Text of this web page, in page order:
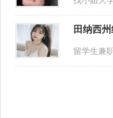
田纳西
留学生兼